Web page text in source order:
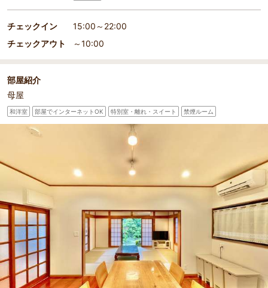
チェックイン
15:00～22:00
チェックアウト
～10:00
部屋紹介
母屋
和洋室 部屋でインターネットOK 特別室・離れ・スイート 禁煙ルーム
部屋詳細
綺麗なリビングでまったり♪家電一式付き♪